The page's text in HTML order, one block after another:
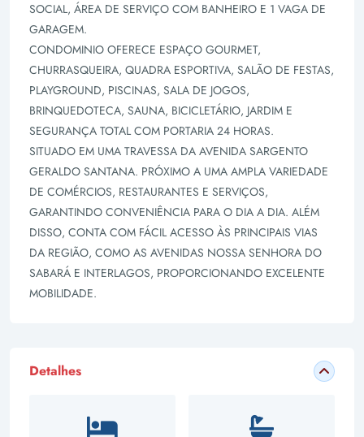
SOCIAL, ÁREA DE SERVIÇO COM BANHEIRO E 1 VAGA DE
GARAGEM.
CONDOMINIO OFERECE ESPAÇO GOURMET,
CHURRASQUEIRA, QUADRA ESPORTIVA, SALÃO DE FESTAS,
PLAYGROUND, PISCINAS, SALA DE JOGOS,
BRINQUEDOTECA, SAUNA, BICICLETÁRIO, JARDIM E
SEGURANÇA TOTAL COM PORTARIA 24 HORAS.
SITUADO EM UMA TRAVESSA DA AVENIDA SARGENTO
GERALDO SANTANA. PRÓXIMO A UMA AMPLA VARIEDADE
DE COMÉRCIOS, RESTAURANTES E SERVIÇOS,
GARANTINDO CONVENIÊNCIA PARA O DIA A DIA. ALÉM
DISSO, CONTA COM FÁCIL ACESSO ÀS PRINCIPAIS VIAS
DA REGIÃO, COMO AS AVENIDAS NOSSA SENHORA DO
SABARÁ E INTERLAGOS, PROPORCIONANDO EXCELENTE
MOBILIDADE.
Detalhes